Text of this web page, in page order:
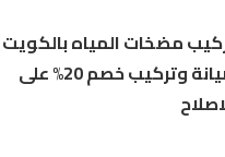
مضخات المياه بالكويت
صيانة وتركيب خصم 20% على